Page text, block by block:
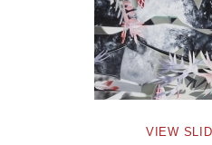
VIEW